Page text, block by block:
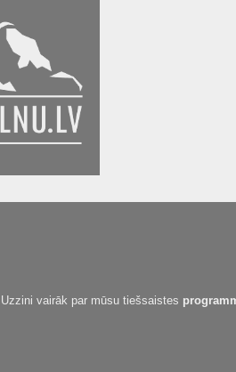
Uzzini vairāk par mūsu tiešsaistes